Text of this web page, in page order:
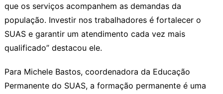
que os serviços acompanhem as demandas da
população. Investir nos trabalhadores é fortalecer o
SUAS e garantir um atendimento cada vez mais
qualificado” destacou ele.
Para Michele Bastos, coordenadora da Educação
Permanente do SUAS, a formação permanente é uma